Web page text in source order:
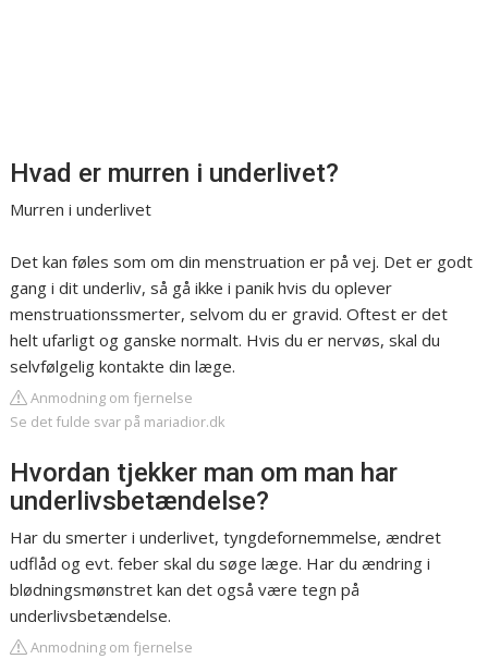
Hvad er murren i underlivet?
Murren i underlivet
Det kan føles som om din menstruation er på vej. Det er godt
gang i dit underliv, så gå ikke i panik hvis du oplever
menstruationssmerter, selvom du er gravid. Oftest er det
helt ufarligt og ganske normalt. Hvis du er nervøs, skal du
selvfølgelig kontakte din læge.
Anmodning om fjernelse
Se det fulde svar på mariadior.dk
Hvordan tjekker man om man har
underlivsbetændelse?
Har du smerter i underlivet, tyngdefornemmelse, ændret
udflåd og evt. feber skal du søge læge. Har du ændring i
blødningsmønstret kan det også være tegn på
underlivsbetændelse.
Anmodning om fjernelse